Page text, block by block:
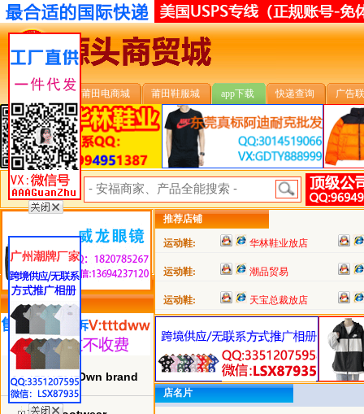
安福首页 莆田电商城 莆田鞋服城 app下载 快递查询 广告
安福搜索:
类目详细分类
自主品牌-Own brand
推荐店铺
运动鞋: 华林鞋业放店
运动鞋: 潮品贸易
运动鞋: 天宝总裁放店
店名片